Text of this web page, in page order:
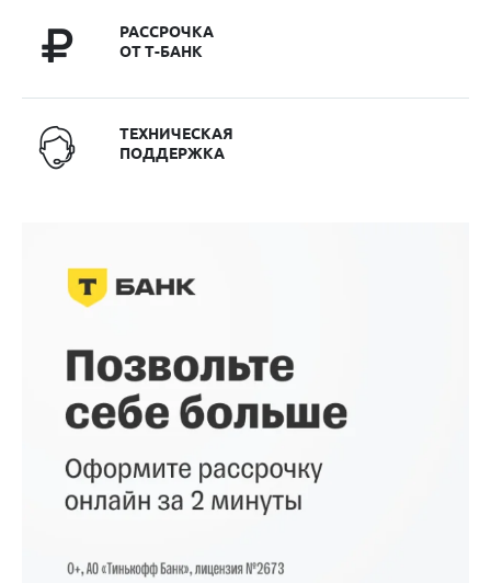
РАССРОЧКА
ОТ Т-БАНК
ТЕХНИЧЕСКАЯ
ПОДДЕРЖКА